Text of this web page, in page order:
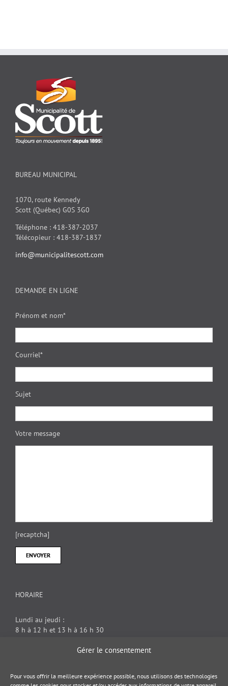
Gérer le consentement
Pour vous offrir la meilleure expérience possible, nous utilisons des technologies
BUREAU MUNICIPAL
1070, route Kennedy
Scott (Québec) G0S 3G0
Téléphone : 418-387-2037
Télécopieur : 418-387-1837
info@municipalitescott.com
DEMANDE EN LIGNE
Prénom et nom*
Courriel*
Sujet
Votre message
[recaptcha]
HORAIRE
Lundi au jeudi :
8 h à 12 h et 13 h à 16 h 30
DOCUMENT JURIDIQUE